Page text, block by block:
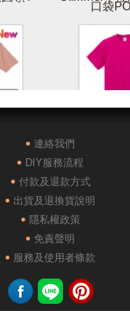
口袋
POLO AG28000落
連絡我們
DIY服務流程
付款及退款方式
出貨及退換貨說明
隱私權政策
免責聲明
服務及使用者條款